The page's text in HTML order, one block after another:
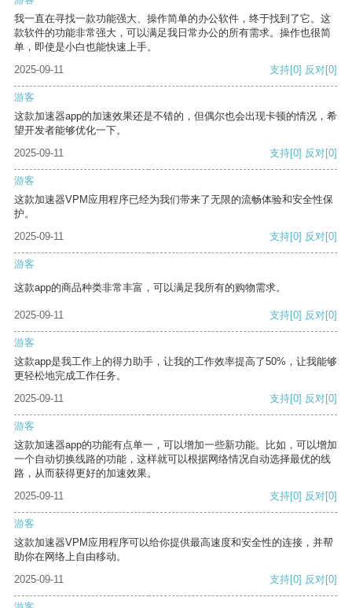
我一直在寻找一款功能强大、操作简单的办公软件，终于找到了它。这
款软件的功能非常强大，可以满足我日常办公的所有需求。操作也很简
单，即使是小白也能快速上手。
2025-09-11
支持[0] 反对[0]
游客
这款加速器app的加速效果还是不错的，但偶尔也会出现卡顿的情况，希
望开发者能够优化一下。
2025-09-11
支持[0] 反对[0]
游客
这款加速器VPM应用程序已经为我们带来了无限的流畅体验和安全性保
护。
2025-09-11
支持[0] 反对[0]
游客
这款app的商品种类非常丰富，可以满足我所有的购物需求。
2025-09-11 支持[0] 反对[0]
游客
这款app是我工作上的得力助手，让我的工作效率提高了50%，让我能够
更轻松地完成工作任务。
2025-09-11
支持[0] 反对[0]
游客
这款加速器app的功能有点单一，可以增加一些新功能。比如，可以增加
一个自动切换线路的功能，这样就可以根据网络情况自动选择最优的线
路，从而获得更好的加速效果。
2025-09-11
支持[0] 反对[0]
游客
这款加速器VPM应用程序可以给你提供最高速度和安全性的连接，并帮
助你在网络上自由移动。
2025-09-11
支持[0] 反对[0]